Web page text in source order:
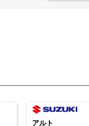
アルト